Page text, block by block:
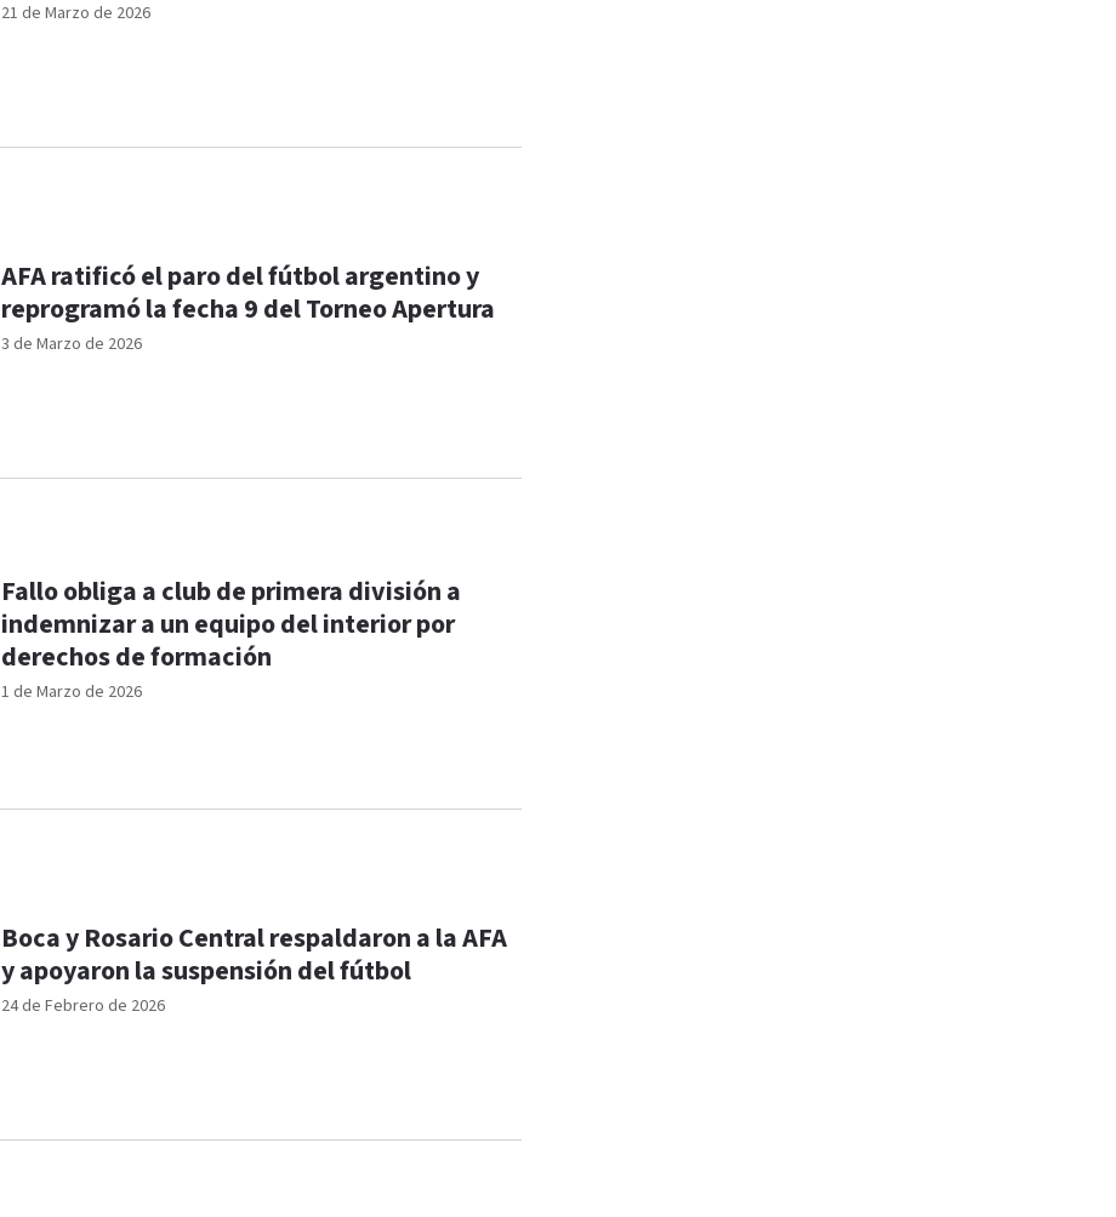
21 de Marzo de 2026
3 de Marzo de 2026
AFA ratificó el paro del fútbol argentino y
reprogramó la fecha 9 del Torneo Apertura
1 de Marzo de 2026
Fallo obliga a club de primera división a
indemnizar a un equipo del interior por
derechos de formación
24 de Febrero de 2026
Boca y Rosario Central respaldaron a la AFA
y apoyaron la suspensión del fútbol